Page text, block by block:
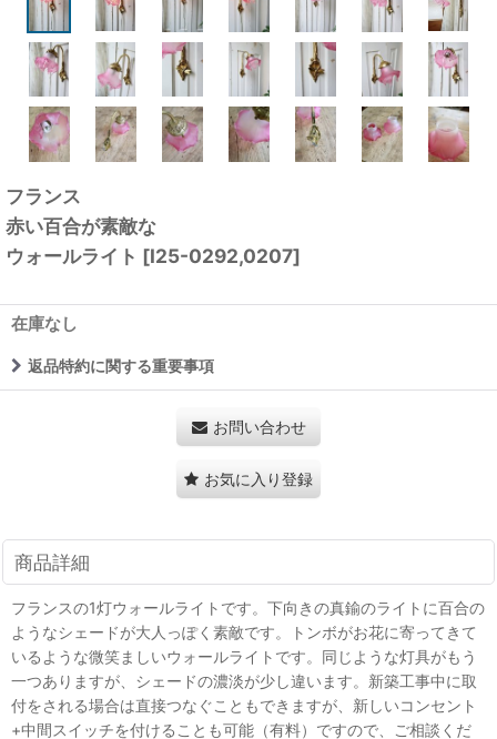
フランス
赤い百合が素敵な
ウォールライト [I25-0292,0207]
在庫なし
返品特約に関する重要事項
お問い合わせ
お気に入り登録
商品詳細
フランスの1灯ウォールライトです。下向きの真鍮のライトに百合の
ようなシェードが大人っぽく素敵です。トンボがお花に寄ってきて
いるような微笑ましいウォールライトです。同じような灯具がもう
一つありますが、シェードの濃淡が少し違います。新築工事中に取
付をされる場合は直接つなぐこともできますが、新しいコンセント
+中間スイッチを付けることも可能（有料）ですので、ご相談くだ